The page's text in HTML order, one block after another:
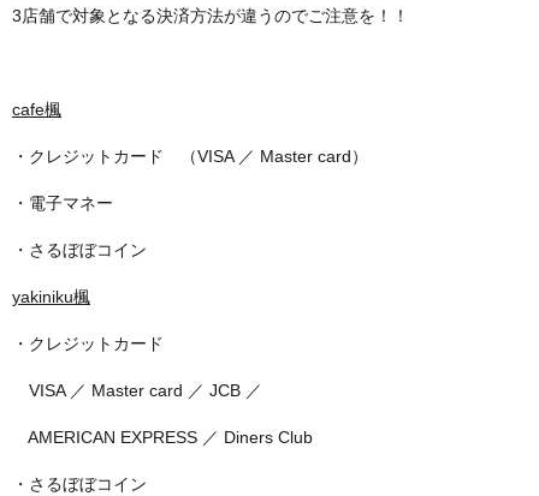
3店舗で対象となる決済方法が違うのでご注意を！！
cafe楓
・クレジットカード （VISA ／ Master card）
・電子マネー
・さるぼぼコイン
yakiniku楓
・クレジットカード
VISA ／ Master card ／ JCB ／
AMERICAN EXPRESS ／ Diners Club
・さるぼぼコイン